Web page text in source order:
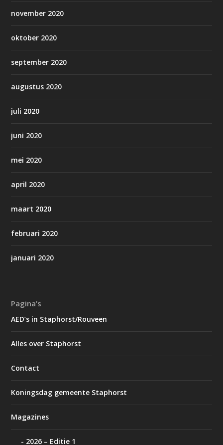
november 2020
oktober 2020
september 2020
augustus 2020
juli 2020
juni 2020
mei 2020
april 2020
maart 2020
februari 2020
januari 2020
Pagina’s
AED’s in Staphorst/Rouveen
Alles over Staphorst
Contact
Koningsdag gemeente Staphorst
Magazines
2026 – Editie 1